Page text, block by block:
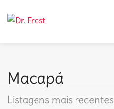
Macapá
Listagens mais recentes